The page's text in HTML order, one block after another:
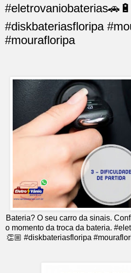
#diskbateriasfloripa
#mourafloripa
Bateria? O seu carro da sinais.
o momento da troca da bateria.
👏🏼 #diskbateriasfloripa